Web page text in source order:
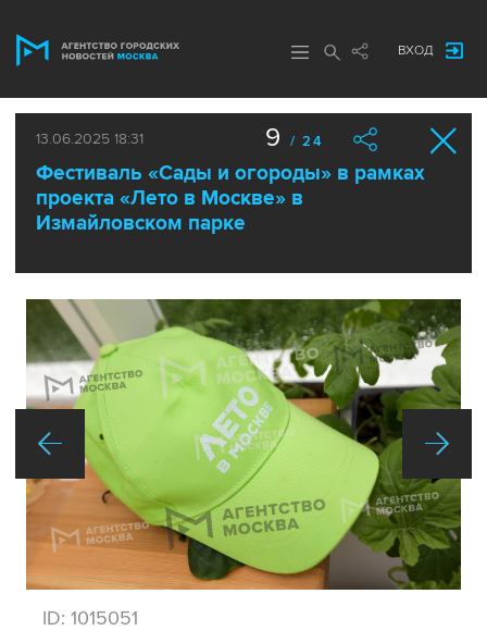
ВХОД
13.06.2025 18:31
Фестиваль «Сады и огороды» в рамках
проекта «Лето в Москве» в
Измайловском парке
9 / 24
ID: 1015051